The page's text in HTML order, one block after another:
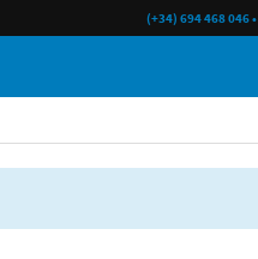
(+34) 694 468 046•